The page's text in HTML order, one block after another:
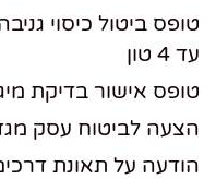
טופס ביטול כיסוי
עד 4 טון
טופס אישור בדיקת
הצעה לביטוח עסק
הודעה על תאונת